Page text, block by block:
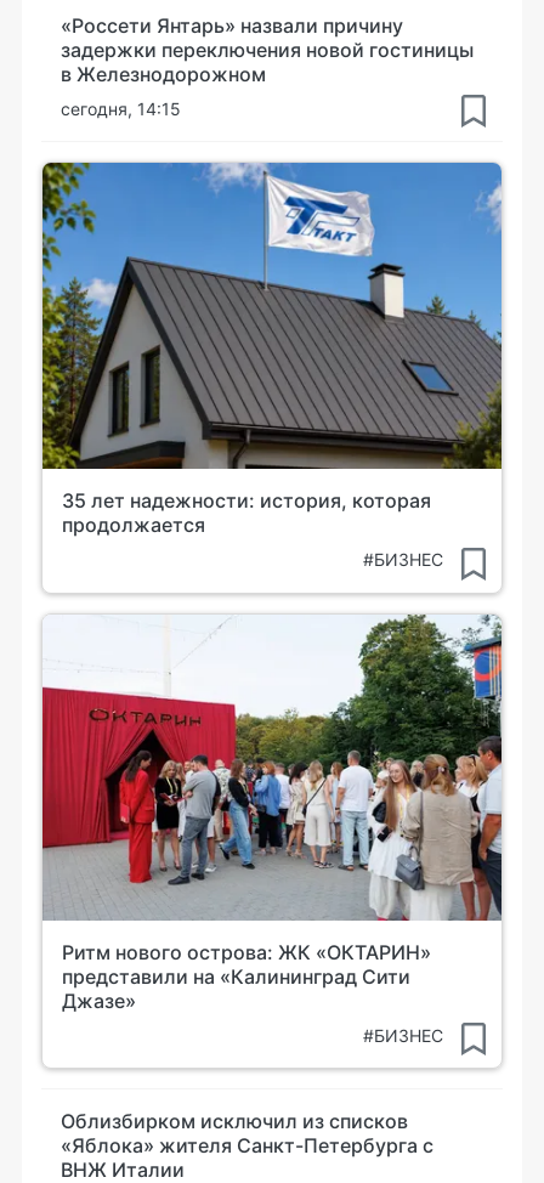
«Россети Янтарь» назвали причину
задержки переключения новой гостиницы
в Железнодорожном
сегодня, 14:15
35 лет надежности: история, которая
продолжается
#БИЗНЕС
Ритм нового острова: ЖК «ОКТАРИН»
представили на «Калининград Сити
Джазе»
#БИЗНЕС
Облизбирком исключил из списков
«Яблока» жителя Санкт-Петербурга с
ВНЖ Италии